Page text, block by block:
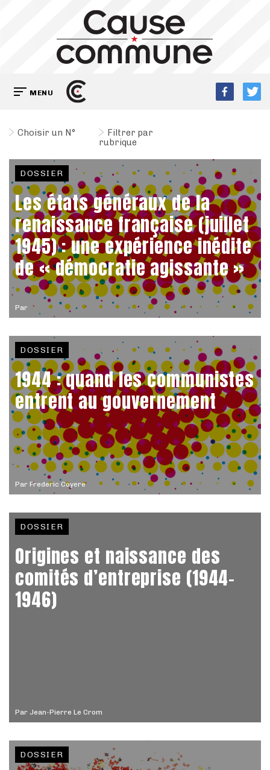
MENU
Choisir un N°
Filtrer par
rubrique
Par
DOSSIER
Les états généraux de la
renaissance française (juillet
1945) : une expérience inédite
de « démocratie agissante »
Par Frederic Coyere
DOSSIER
1944 : quand les communistes
entrent au gouvernement
Par Jean-Pierre Le Crom
DOSSIER
Origines et naissance des
comités d’entreprise (1944-
1946)
DOSSIER